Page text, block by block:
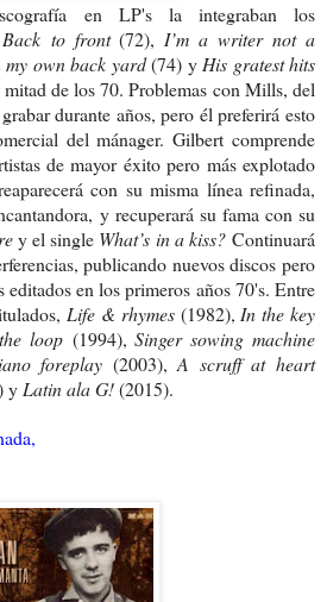
en LP's la integraban los
Back to front(72), I’m a writer not a
own back yard(74) y His gratest hits
mitad de los 70. Problemas con Mills, del
durante años, pero él preferirá esto
del mánager. Gilbert comprende
de mayor éxito pero más explotado
con su misma línea refinada,
y recuperará su fama con su
y el single What’s in a kiss?Continuará
publicando nuevos discos pero
en los primeros años 70's. Entre
Life & rhymes(1982), In the key
loop (1994),Singer sowing machine
foreplay (2003),A scruff at heart
y Latin ala G!(2015).